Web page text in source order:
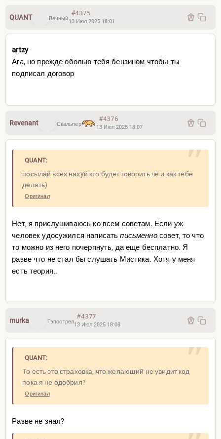
QUANT Вечный
#4375
13 Июл 2025 18:01
artzy
Ага, но прежде оболью тебя бензином чтобы ты
подписал договор
Revenant Скальпер
#4376
13 Июл 2025 18:07
QUANT:
посылай всех нахyй кто будет говорить чё и как тебе
делать)
Оригинал
Нет, я прислушиваюсь ко всем советам. Если уж
человек удосужился написатьписьменносовет, то что
то можно из него почерпнуть, да еще бесплатно. Я
разве что не стал бы слушать Мистика. Хотя у меня
есть теория..
murka Гэпострел
#4377
13 Июл 2025 18:08
QUANT:
То есть это страховка, что желающий не увидит код
пока я не одобрил?
Оригинал
Разве не знал?